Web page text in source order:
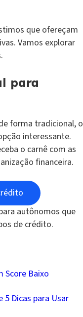
que ofereçam
Vamos explorar
para
forma tradicional, o
interessante.
o carnê com as
financeira.
autônomos que
de crédito.
Score Baixo
5 Dicas para Usar